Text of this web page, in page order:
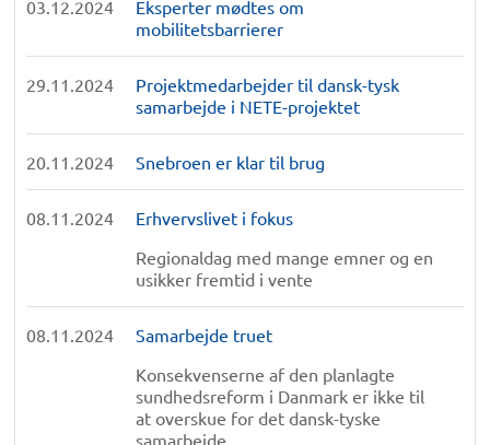
03.12.2024
Eksperter mødtes om
mobilitetsbarrierer
29.11.2024
Projektmedarbejder til dansk-tysk
samarbejde i NETE-projektet
20.11.2024 Snebroen er klar til brug
08.11.2024
Erhvervslivet i fokus
Regionaldag med mange emner og en
usikker fremtid i vente
08.11.2024
Samarbejde truet
Konsekvenserne af den planlagte
sundhedsreform i Danmark er ikke til
at overskue for det dansk-tyske
samarbejde